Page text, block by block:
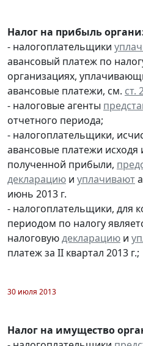
Налог на прибыль
- налогоплательщики
авансовый платеж по
организациях,
авансовые платежи, см. ст.
- налоговые агенты
отчетного периода;
- налогоплательщики,
авансовые платежи исходя
полученной прибыли,
декларацию и уплачивают
июнь 2013 г.
- налогоплательщики, для
периодом по налогу
налоговуюдекларацию и
платеж за II квартал 2013 г.;
30 июля 2013
Налог на имущество